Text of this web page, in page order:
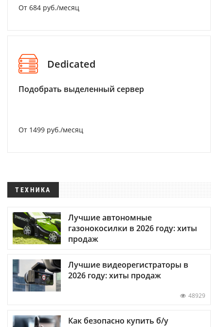
От 684 руб./месяц
Dedicated
Подобрать выделенный сервер
От 1499 руб./месяц
ТЕХНИКА
Лучшие автономные
газонокосилки в 2026 году: хиты
продаж
Лучшие видеорегистраторы в
2026 году: хиты продаж
48929
Как безопасно купить б/у